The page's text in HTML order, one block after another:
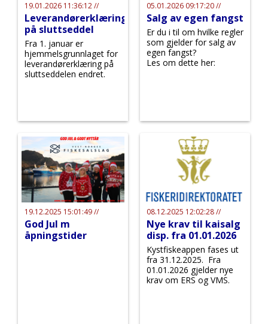
19.01.2026 11:36:12 //
Leverandørerklæring
på sluttseddel
Fra 1. januar er
hjemmelsgrunnlaget for
leverandørerklæring på
sluttseddelen endret.
05.01.2026 09:17:20 //
Salg av egen fangst
Er du i til om hvilke regler
som gjelder for salg av
egen fangst?
Les om dette her:
19.12.2025 15:01:49 //
God Jul m
åpningstider
08.12.2025 12:02:28 //
Nye krav til kaisalg
disp. fra 01.01.2026
Kystfiskeappen fases ut
fra 31.12.2025. Fra
01.01.2026 gjelder nye
krav om ERS og VMS.